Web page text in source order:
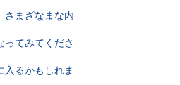
さまざなまな内
てみてくださ
るかもしれま